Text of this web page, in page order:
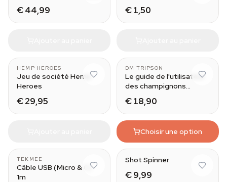
€ 44,99 € 1,50
HEMP HEROES
Jeu de société Hemp
Heroes
€ 29,95
DM TRIPSON
Le guide de l'utilisateur
des champignons
€ 18,90
Choisir une option
TEKMEE
Câble USB (Micro & C)
1m
Shot Spinner
€ 9,99